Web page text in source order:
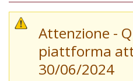
Attenzione -
piattforma
30/06/2024